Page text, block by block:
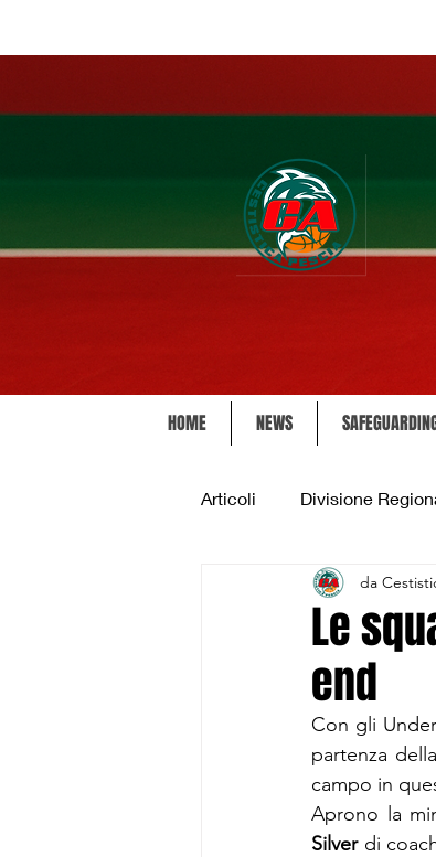
HOME NEWS
Articoli Divisione
Under 15 Silver
CSI Juniores
Le
end
da
Con gli
partenza
campo in
Aprono la
Silver di